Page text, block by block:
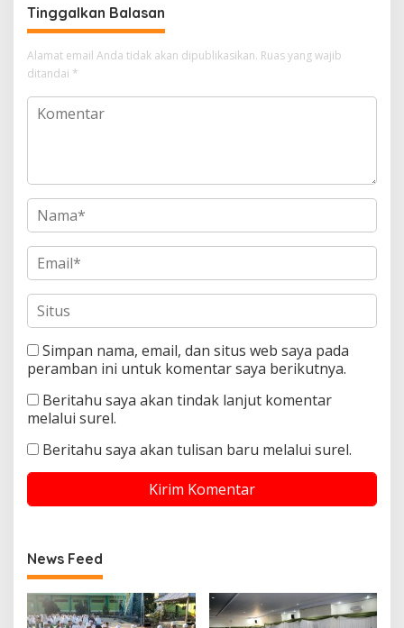
Tinggalkan Balasan
Alamat email Anda tidak akan dipublikasikan. Ruas yang wajib
ditandai *
Simpan nama, email, dan situs web saya pada
peramban ini untuk komentar saya berikutnya.
Beritahu saya akan tindak lanjut komentar
melalui surel.
Beritahu saya akan tulisan baru melalui surel.
News Feed